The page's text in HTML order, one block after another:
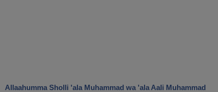
Allaahumma Sholli 'ala Muhammad wa 'ala Aali Muhammad